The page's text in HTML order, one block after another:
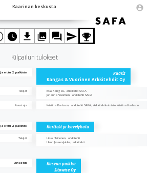
Kaarinan keskusta
Kilpailun tulokset
Jaettu 2. palkinto
Kaariz
Kangas & Vuorinen Arkkitehdit Oy
Tekijät
Esa Kangas, arkkitehti SAFA
Johanna Vuorinen, arkkitehti SAFA
Avustaja Kristina Karlsson, arkkitehti SAFA, Arkkitehtitoimisto Kristina Karlsson
Jaettu 2. palkinto Korttelit ja kävelykatu
Tekijät
Liisa Heinonen, arkkitehti
Henri Jessen-Juhler, arkkitehti
Lunastus
Kasvun paikka
Sitowise Oy